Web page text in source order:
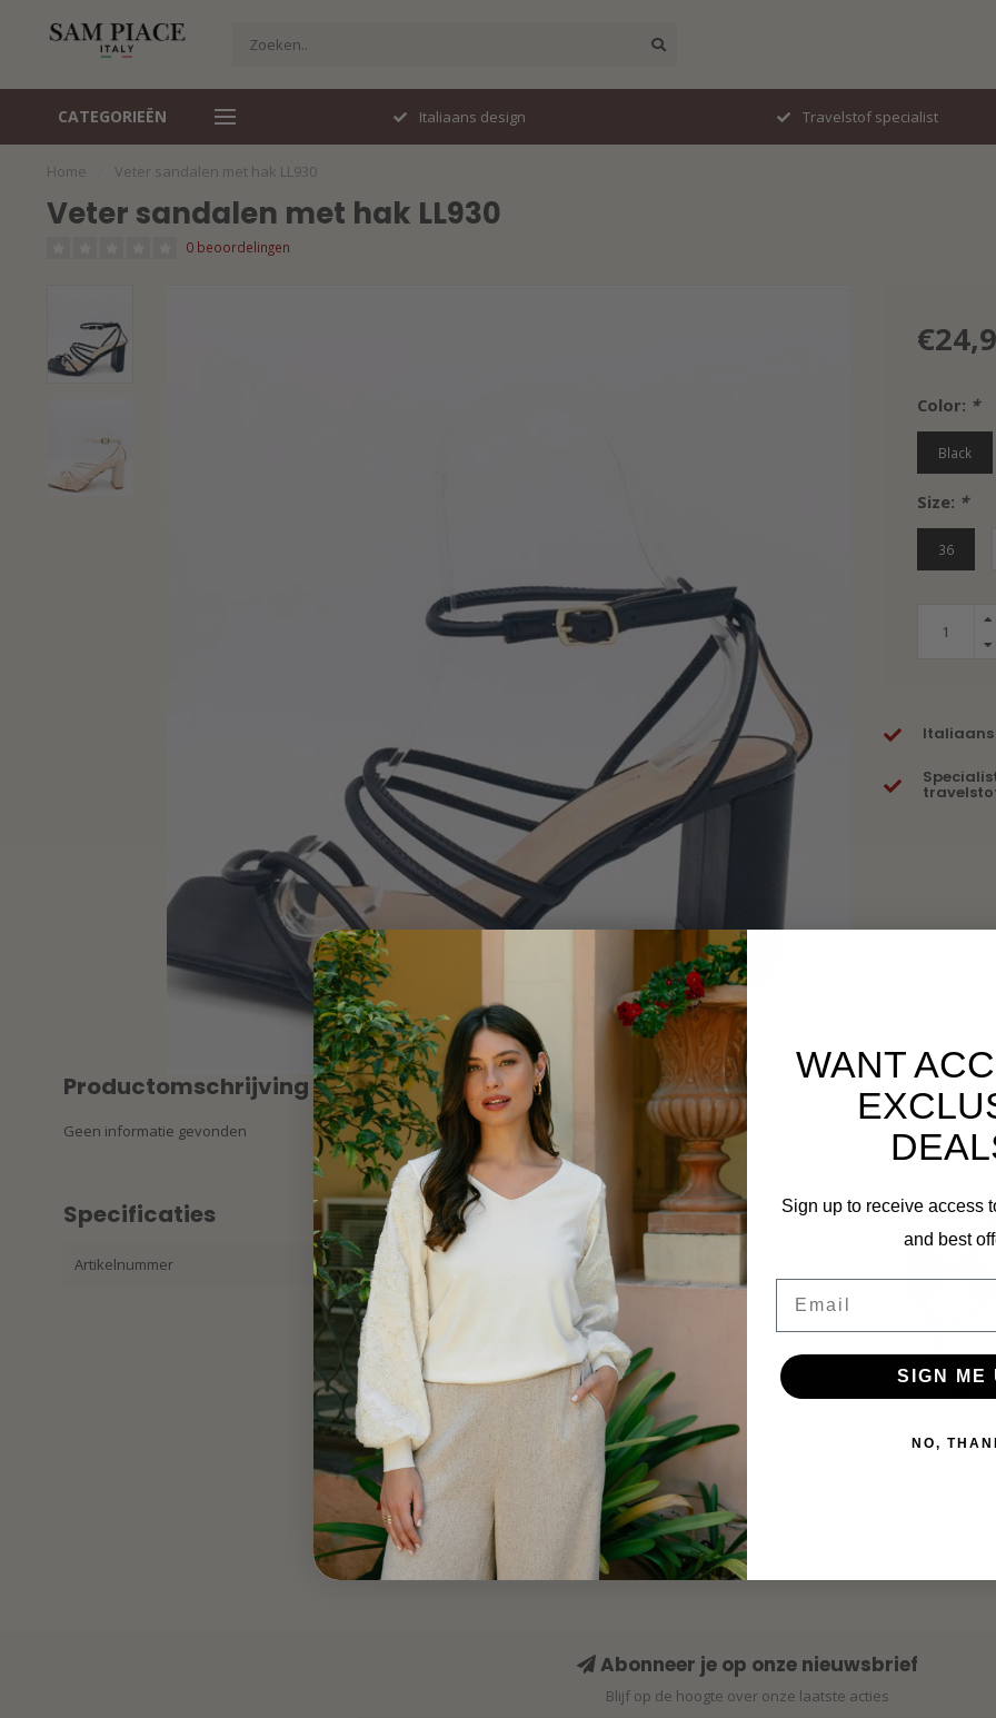
CATEGORIEËN
Perfecte pasvorm Italiaans design Travelstof specialist
Home Veter sandalen met hak LL930
Veter sandalen met hak LL930
0 beoordelingen
Color: *
Black
Size: *
36
Italiaans
Productomschrijving
Geen informatie gevonden
Specificaties
Artikelnummer 6823
Plateau
Abonneer je op onze nieuwsbrief
Blijf op de hoogte over onze laatste acties
WANT
Sign up to receive access
and best
SIGN ME
NO,